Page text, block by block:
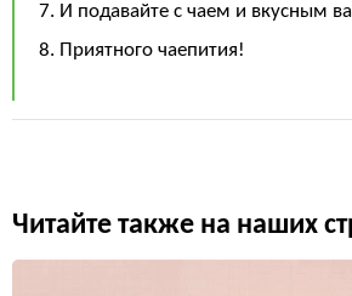
7. И подавайте с чаем и вкусным
8. Приятного чаепития!
Читайте также на наших